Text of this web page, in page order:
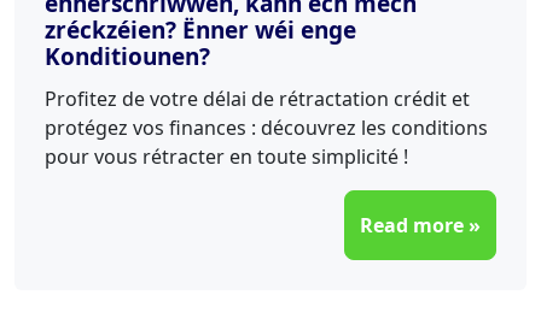
zréckzéien? Ënner wéi enge
Konditiounen?
Profitez de votre délai de rétractation crédit et
protégez vos finances : découvrez les conditions
pour vous rétracter en toute simplicité !
Read more »